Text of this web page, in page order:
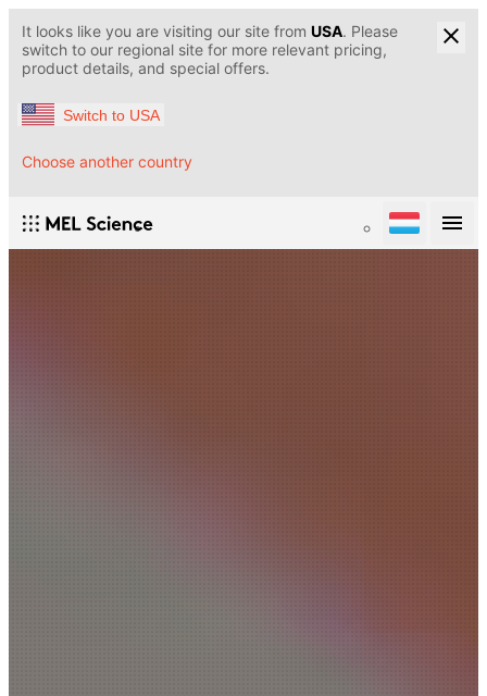
It looks like you are visiting our site from USA. Please
switch to our regional site for more relevant pricing,
product details, and special offers.
Switch to USA
Choose another country